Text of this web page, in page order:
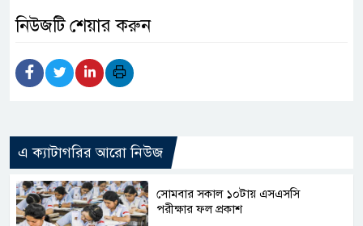
নিউজটি শেয়ার করুন
এ ক্যাটাগরির আরো নিউজ
সোমবার সকাল ১০টায় এসএসসি
পরীক্ষার ফল প্রকাশ